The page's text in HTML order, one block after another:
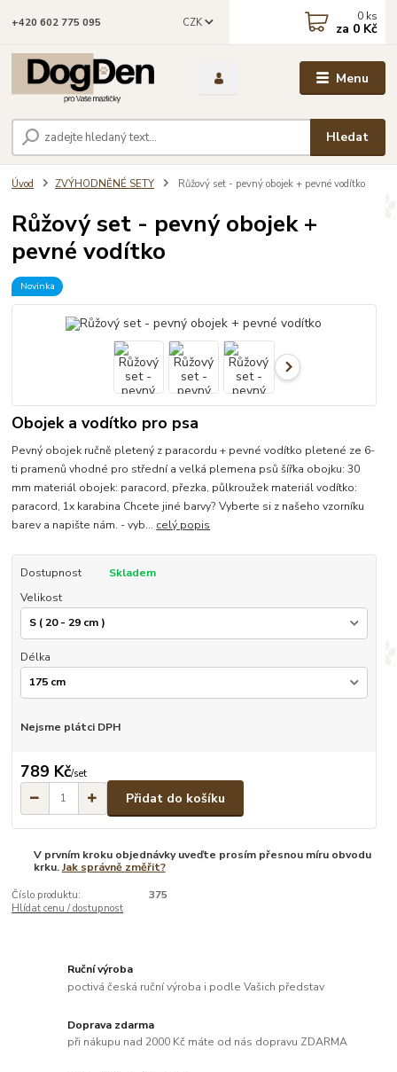
Menu
CZK
Hledat
+420 602 775 095 0 ks
za 0 Kč
Úvod ZVÝHODNĚNÉ SETY Růžový set - pevný obojek + pevné vodítko
Růžový set - pevný obojek +
pevné vodítko
Novinka
Obojek a vodítko pro psa
Pevný obojek ručně pletený z paracordu + pevné vodítko pletené ze 6-
ti pramenů vhodné pro střední a velká plemena psů šířka obojku: 30
mm materiál obojek: paracord, přezka, půlkroužek materiál vodítko:
paracord, 1x karabina Chcete jiné barvy? Vyberte si z našeho vzorníku
barev a napište nám. - vyb... celý popis
Dostupnost
Skladem
Velikost
Délka
Nejsme plátci DPH
789 Kč/set
Přidat do košíku
V prvním kroku objednávky uveďte prosím přesnou míru obvodu
krku.Jak správně změřit?
Číslo produktu:
375
Hlídat cenu / dostupnost
Ruční výroba
poctivá česká ruční výroba i podle Vašich představ
Doprava zdarma
při nákupu nad 2000 Kč máte od nás dopravu ZDARMA